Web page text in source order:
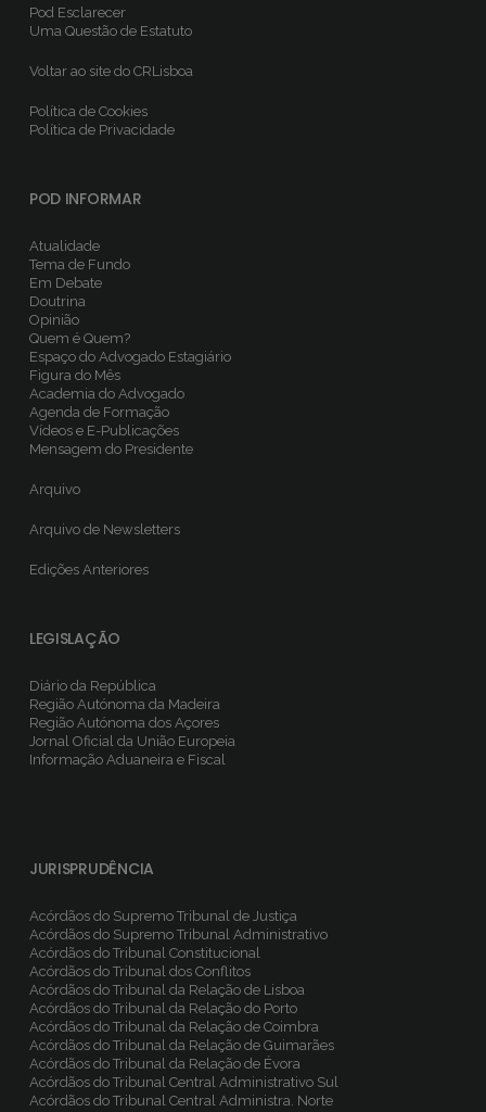
Pod Esclarecer
Uma Questão de Estatuto
Voltar ao site do CRLisboa
Política de Cookies
Política de Privacidade
POD INFORMAR
Atualidade
Tema de Fundo
Em Debate
Doutrina
Opinião
Quem é Quem?
Espaço do Advogado Estagiário
Figura do Mês
Academia do Advogado
Agenda de Formação
Vídeos e E-Publicações
Mensagem do Presidente
Arquivo
Arquivo de Newsletters
Edições Anteriores
LEGISLAÇÃO
Diário da República
Região Autónoma da Madeira
Região Autónoma dos Açores
Jornal Oficial da União Europeia
Informação Aduaneira e Fiscal
JURISPRUDÊNCIA
Acórdãos do Supremo Tribunal de Justiça
Acórdãos do Supremo Tribunal Administrativo
Acórdãos do Tribunal Constitucional
Acórdãos do Tribunal dos Conflitos
Acórdãos do Tribunal da Relação de Lisboa
Acórdãos do Tribunal da Relação do Porto
Acórdãos do Tribunal da Relação de Coimbra
Acórdãos do Tribunal da Relação de Guimarães
Acórdãos do Tribunal da Relação de Évora
Acórdãos do Tribunal Central Administrativo Sul
Acórdãos do Tribunal Central Administra. Norte